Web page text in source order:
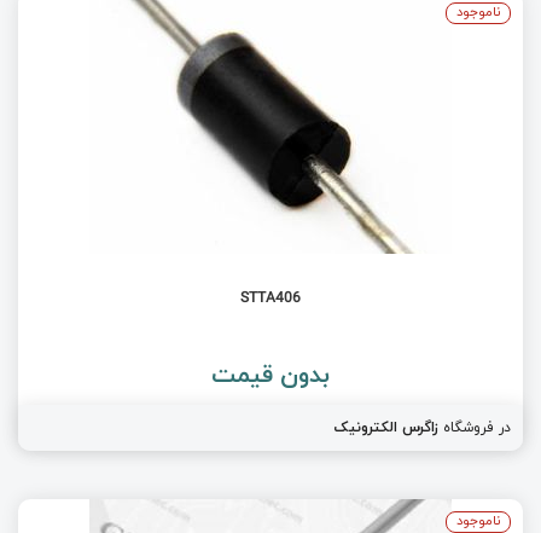
STTA406
بدون قیمت
در فروشگاه زاگرس الکترونیک
ناموجود
ناموجود